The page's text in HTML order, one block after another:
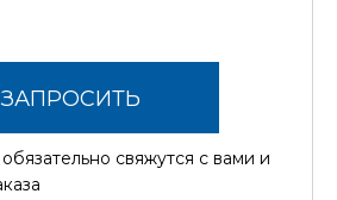
ЗАПРОСИТЬ
СТОИМОСТЬсвяжутся с вами и